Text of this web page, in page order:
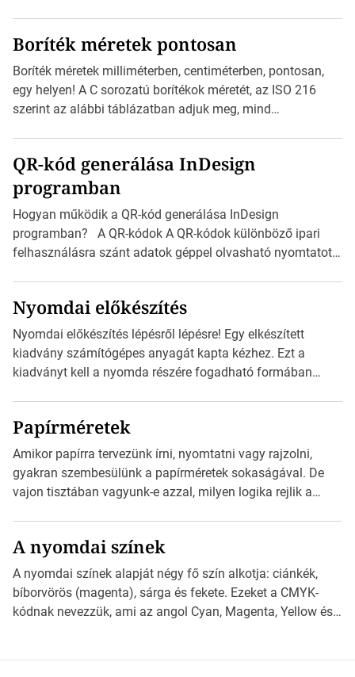
igazán foroghatnak a kreatív fogaskerekek, miközben
zajlik a saját címke készítése. Hogyan készítsünk címkét?
Válasszon méretet és alakot: Válassza ki a kívánt címke
méretét. Akár néhány személyes […]
Boríték méretek pontosan
Boríték méretek milliméterben, centiméterben, pontosan,
egy helyen! A C sorozatú borítékok méretét, az ISO 216
szerint az alábbi táblázatban adjuk meg, mind
az A4-es papírlaphoz viszonyítva. Az amerikai és észak-
amerikai boríték méretére az ISO 216 nem vonatkozik.
Boríték méretének táblázata C0-tól C10-ig […]
QR-kód generálása InDesign
programban
Hogyan működik a QR-kód generálása InDesign
programban? A QR-kódok A QR-kódok különböző ipari
felhasználásra szánt adatok géppel olvasható nyomtatott
telepíthet egy QR-kód-leolvasó alkalmazást, ami leolvasni
és dekódolni képes az URL-információt és átirányítja a
telefon böngészőjét a cég weblapjára. A QR-kód
beolvasása után a felhasználó szöveges üzenetet kaphat,
Nyomdai előkészítés
Nyomdai előkészítés lépésről lépésre! Egy elkészített
kiadvány számítógépes anyagát kapta kézhez. Ezt a
kiadványt kell a nyomda részére fogadható formában
Illustratorban készült vektorgrafika. Minden esetben
konzultáljunk a nyomdával, mielőtt elkezdjük a nyomdai
előkészítést!Nehogy az elkészült munka után derüljön ki,
hogy valamit másképp kellett volna csinálni! […]
Papírméretek
Amikor papírra tervezünk írni, nyomtatni vagy rajzolni,
gyakran szembesülünk a papírméretek sokaságával. De
vajon tisztában vagyunk-e azzal, milyen logika rejlik a
a cikkben a papírméretek izgalmas világába kalauzolunk el
téged, hogy jobban megértsd, milyen szempontok alapján
érdemes választanod a jövőben. Bevezetés a
papírméretek világába A papírméretek […]
A nyomdai színek
A nyomdai színek alapját négy fő szín alkotja: ciánkék,
bíborvörös (magenta), sárga és fekete. Ezeket a CMYK-
kódnak nevezzük, ami az angol Cyan, Magenta, Yellow és